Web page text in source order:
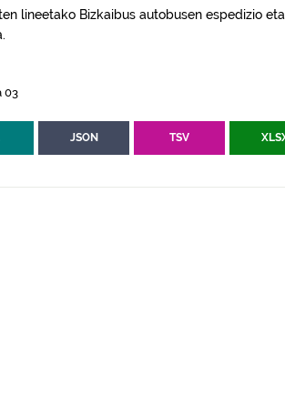
lineetako Bizkaibus autobusen espedizio
03
JSON TSV